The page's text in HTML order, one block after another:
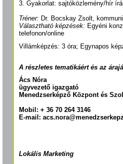
3. Gyakorlat: sajtóközlemény/hír
Tréner: Dr. Bocskay Zsolt,
Választható képzések: Egyéni
telefonon/online
Villámképzés: 3 óra; Egynapos
A részletes tematikáért és az
Ács Nóra
ügyvezető igazgató
Menedzserképző Központ és
Mobil: + 36 70 264 3146
E-mail:
Lokális Marketing